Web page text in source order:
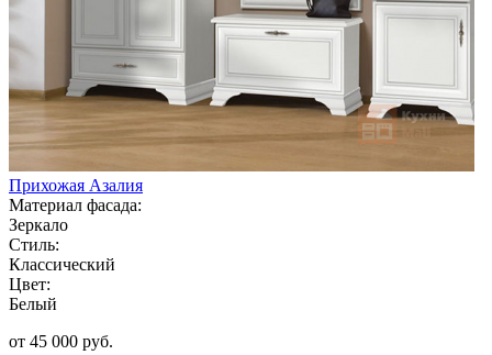
Прихожая Азалия
Материал фасада:
Зеркало
Стиль:
Классический
Цвет:
Белый
от 45 000 руб.